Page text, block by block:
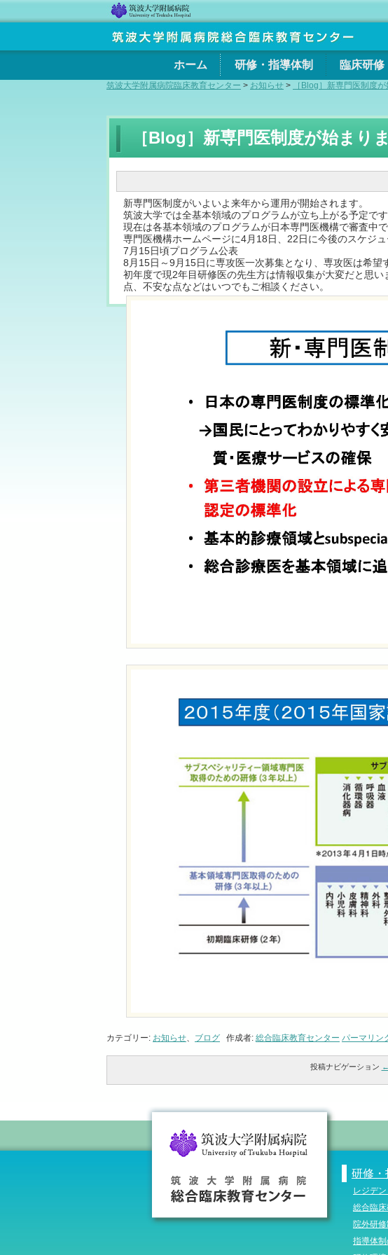
ホーム 研修・指導体制 臨床研修
筑波大学附属病院臨床教育センター > お知らせ > ［Blog］新専門医制度
［Blog］新専門医制度が始まり
新専門医制度がいよいよ来年から運用が開始されます。
筑波大学では全基本領域のプログラムが立ち上がる予定です
現在は各基本領域のプログラムが日本専門医機構で審査中で
専門医機構ホームページに4月18日、22日に今後のスケジュ
7月15日頃プログラム公表
8月15日～9月15日に専攻医一次募集となり、専攻医は希望
初年度で現2年目研修医の先生方は情報収集が大変だと思
点、不安な点などはいつでもご相談ください。
カテゴリー: お知らせ、 ブログ 作成者: 総合臨床教育センター パーマリン
投稿ナビゲーション ←
研修・
レジデ
総合臨
院外研
指導体